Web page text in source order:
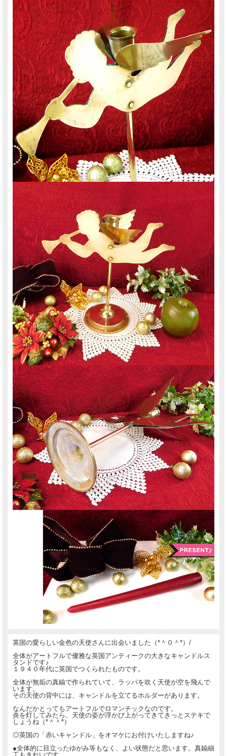
英国の愛らしい金色の天使さんに出会いました（*＾０＾*）/
全体がアートフルで優雅な英国アンティークの大きなキャンドルス
タンドです♪
１９４０年代に英国でつくられたものです。
全体が無垢の真鍮で作られていて、ラッパを吹く天使が空を飛んで
います。
その天使の背中には、キャンドルを立てるホルダーがあります。
なんだかとってもアートフルでロマンチックなのです。
炎を灯してみたら、天使の姿が浮かび上がってきてきっとステキで
しょうね（*＾＾*）
◎英国の「赤いキャンドル」をオマケにお付けいたしますね♪
●全体的に目立ったゆがみ等もなく、よい状態だと思います。真鍮細